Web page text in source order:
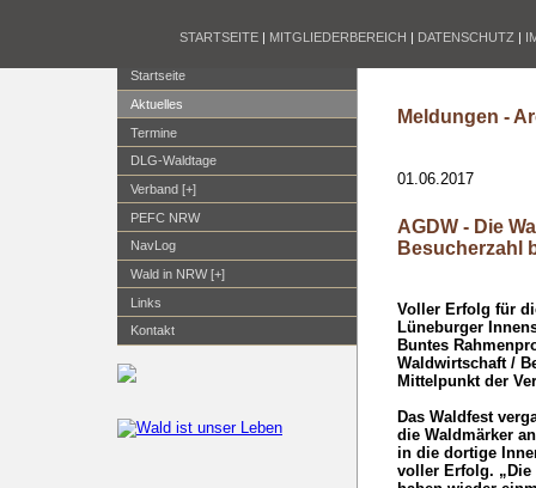
STARTSEITE | MITGLIEDERBEREICH | DATENSCHUTZ |
Startseite
Aktuelles
Termine
DLG-Waldtage
Verband [+]
PEFC NRW
NavLog
Wald in NRW [+]
Links
Kontakt
Meldungen -
01.06.2017
AGDW - Die
Besucherzahl
Voller Erfolg für
Lüneburger
Buntes
Waldwirtschaft /
Mittelpunkt der
Das Waldfest
die Waldmärker
in die dortige
voller Erfolg. „Die